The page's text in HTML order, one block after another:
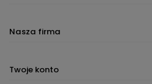
Nasza firma
Twoje konto